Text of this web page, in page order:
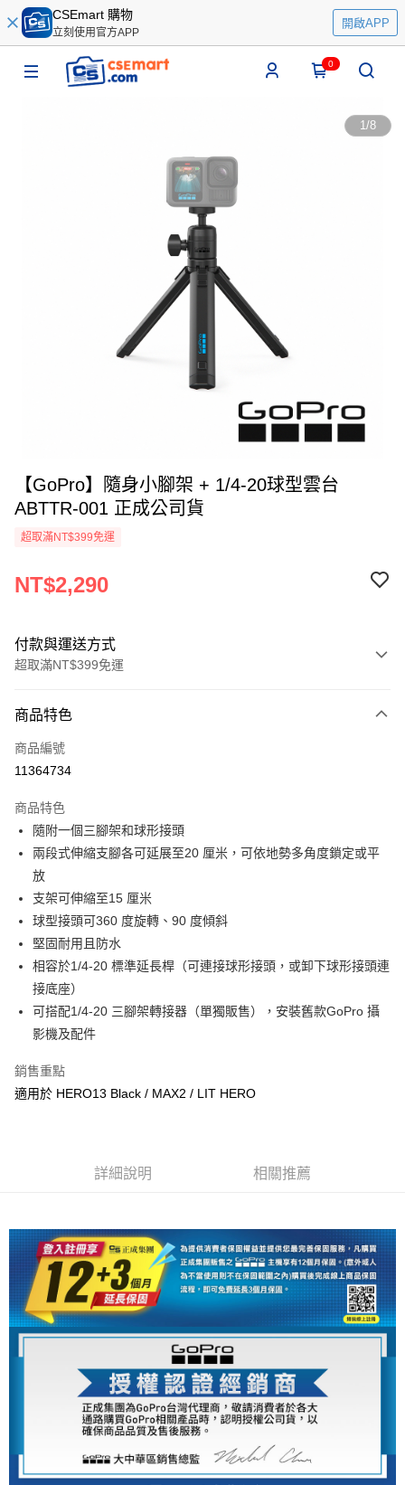
CSEmart 購物
立刻使用官方APP
開啟APP
0
1/8
【GoPro】隨身小腳架 + 1/4-20球型雲台
ABTTR-001 正成公司貨
超取滿NT$399免運
NT$2,290
付款與運送方式
超取滿NT$399免運
信用卡一次付款
信用卡分期付款
合作金庫商業銀行
華南商業銀行
上海商業儲蓄銀行
台北富邦商業銀行
國泰世華商業銀行
臺灣中小企業銀行
匯豐（台灣）商業銀行
華泰商業銀行
聯邦商業銀行
遠東國際商業銀行
元大商業銀行
玉山商業銀行
星展（台灣）商業銀行
台新國際商業銀行
台灣樂天信用卡公司
6 期 0 利率 每期
華南商業銀行
彰化商業銀行
上海商業儲蓄銀行
國泰世華商業銀行
臺灣中小企業銀行
台中商業銀行
匯豐（台灣）商業銀行
聯邦商業銀行
遠東國際商業銀行
元大商業銀行
永豐商業銀行
玉山商業銀行
台新國際商業銀行
中國信託商業銀行
台灣樂天信用卡公司
12 期 0 利率 每期 NT$190
合作金庫商業銀行
上海商業儲蓄銀行
國泰世華商業銀行
兆豐國際商業銀行
臺灣中小企業銀行
匯豐（台灣）商業銀行
華泰商業銀行
聯邦商業銀行
元大商業銀行
永豐商業銀行
玉山商業銀行
星展（台灣）商業銀行
台新國際商業銀行
超商取貨付款
LINE Pay
Apple Pay
街口支付
悠遊付
Google Pay
全支付
１．簡單：不需註冊會員、不需綁卡、不需儲值。
２．便利：只要手機號碼，簡訊認證，即可結帳。
３．安心：先確認商品／服務後，再付款。
【「AFTEE先享後付」結帳流程】
１．於結帳方式選擇「AFTEE先享後付」後，將跳轉至「AFTEE先享後付」
結帳頁面，進行簡訊認證並確認金額後，即可完成結帳。
２．訂單成立數日內，您將收到繳費通知簡訊。
３．收到繳費通知簡訊後14天內，點擊此簡訊中的連結，可透過四大超商／
ATM／網路銀行／等多元方式進行付款，方視為交易完成。
※ 請注意：結帳手續完成當下不需立刻繳費，但若您需要取消訂單，請聯絡
購買商品的店家。未經商家同意取消之訂單仍視為有效，需透過AFTEE先享
後付繳納相關費用。
※ 交易是否成功請以「AFTEE先享後付 」之結帳頁面顯示為準，若有關於
是否繳費成功／繳費後需取消欲退款等相關疑問，請聯繫「AFTEE先享後付
客戶支援中心」https://netprotections.freshdesk.com/support/home
運送方式
全家取貨付款
每筆NT$60，滿NT$399(含以上)免運費
萊爾富取貨付款
每筆NT$60，滿NT$399(含以上)免運費
7-11取貨付款
每筆NT$60，滿NT$399(含以上)免運費
每筆NT$75，滿NT$399(含以上)免運費
商品特色
商品編號
11364734
商品特色
隨附一個三腳架和球形接頭
兩段式伸縮支腳各可延展至20 厘米，可依地勢多角度鎖定或平
放
支架可伸縮至15 厘米
球型接頭可360 度旋轉、90 度傾斜
堅固耐用且防水
相容於1/4-20 標準延長桿（可連接球形接頭，或卸下球形接頭連
接底座）
可搭配1/4-20 三腳架轉接器（單獨販售），安裝舊款GoPro 攝
影機及配件
銷售重點
適用於 HERO13 Black / MAX2 / LIT HERO
詳細說明 相關推薦